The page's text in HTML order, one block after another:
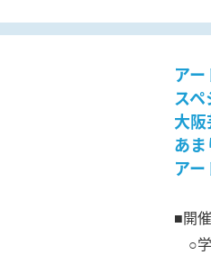
ア
ス
大
あま
ア
■開
○